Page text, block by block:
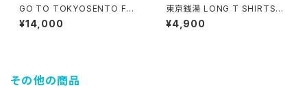
GO TO TOKYOSENTO FOO
DIE ビックシルエット
¥14,000
東京銭湯 LONG T SHIRTS【F
RONT / PINK】ビックシルエッ
ト
¥4,900
その他の商品